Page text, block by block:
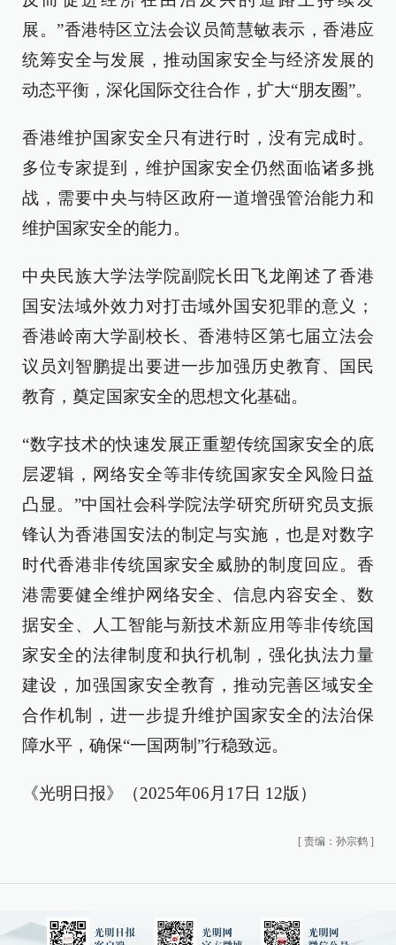
展。”香港特区立法会议员简慧敏表示，香港应
统筹安全与发展，推动国家安全与经济发展的
动态平衡，深化国际交往合作，扩大“朋友圈”。
香港维护国家安全只有进行时，没有完成时。
多位专家提到，维护国家安全仍然面临诸多挑
战，需要中央与特区政府一道增强管治能力和
维护国家安全的能力。
中央民族大学法学院副院长田飞龙阐述了香港
国安法域外效力对打击域外国安犯罪的意义；
香港岭南大学副校长、香港特区第七届立法会
议员刘智鹏提出要进一步加强历史教育、国民
教育，奠定国家安全的思想文化基础。
“数字技术的快速发展正重塑传统国家安全的底
层逻辑，网络安全等非传统国家安全风险日益
凸显。”中国社会科学院法学研究所研究员支振
锋认为香港国安法的制定与实施，也是对数字
时代香港非传统国家安全威胁的制度回应。香
港需要健全维护网络安全、信息内容安全、数
据安全、人工智能与新技术新应用等非传统国
家安全的法律制度和执行机制，强化执法力量
建设，加强国家安全教育，推动完善区域安全
合作机制，进一步提升维护国家安全的法治保
障水平，确保“一国两制”行稳致远。
《光明日报》（2025年06月17日 12版）
[ 责编：孙宗鹤 ]